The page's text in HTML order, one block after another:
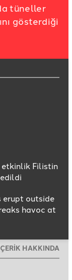
tüneller
gösterdiği
etkinlik Filistin
erupt outside
havoc at
HAKKINDA